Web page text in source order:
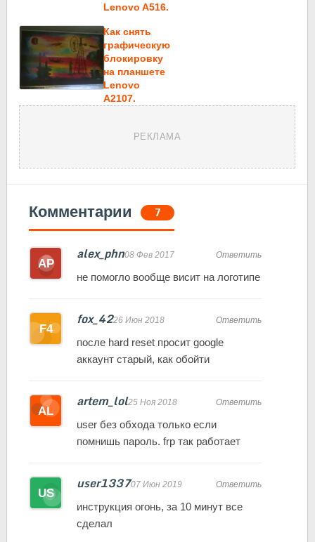
Lenovo A516.
Как снять
графическую
блокировку
на планшете
Lenovo
A2107.
РЕКЛАМА
Комментарии 7
alex_phn08 Фев 2017 Ответить
не помогло вообще висит на логотипе
fox_4226 Июн 2018 Ответить
после hard reset просит google
аккаунт старый, как обойти
artem_lol25 Ноя 2018 Ответить
user без обхода только если
помнишь пароль. frp так работает
user133707 Июн 2019 Ответить
инструкция огонь, за 10 минут все
сделал